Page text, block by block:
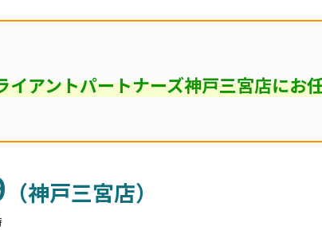
アントパートナーズ神戸三宮店にお
（神戸三宮店）